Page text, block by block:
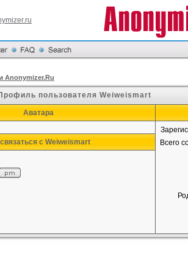
пользователя Weiweismart
Аватара
Всего
связаться с Weiweismart